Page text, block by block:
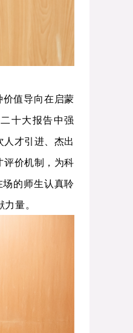
值导向在启蒙
十大报告中强
才引进、杰出
评价机制，为科
的师生认真聆
量。